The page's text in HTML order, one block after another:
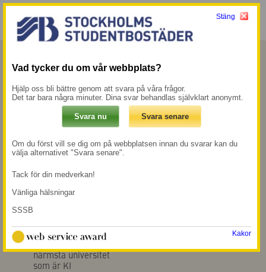
Mina sidor → Meny
Marieberg
Vi hyr av bostadsrättsföreningen Lysbomben
sedan hyr ut som studentbostäder. Huset
Fria Ukrainas plats
mataffär
14 min med cykel till
närmsta universitet
som är KI
Stäng
Vad tycker du om vår webbplats?
Hjälp oss bli bättre genom att svara på våra frågor.
Det tar bara några minuter. Dina svar behandlas självklart anonymt.
Om du först vill se dig om på webbplatsen innan du svarar kan du
välja alternativet "Svara senare".
Tack för din medverkan!
Vänliga hälsningar
SSSB
Kakor